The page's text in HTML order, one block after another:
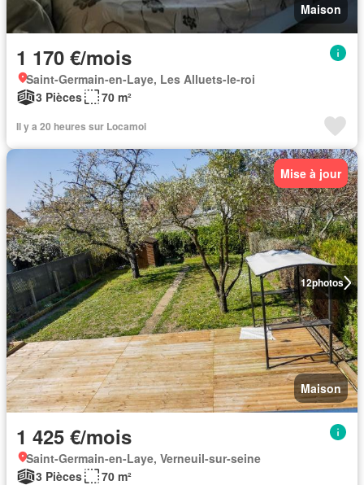
Maison
1 170 €/mois
Saint-Germain-en-Laye, Les Alluets-le-roi
3 Pièces
70 m²
Il y a 20 heures sur Locamoi
12photos
Mise à jour
Maison
1 425 €/mois
Saint-Germain-en-Laye, Verneuil-sur-seine
3 Pièces
70 m²